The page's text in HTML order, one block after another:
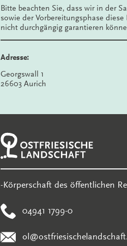
Bitte beachten Sie, dass wir in der
sowie der Vorbereitungsphase diese
nicht durchgängig garantieren
Adresse:
Georgswall 1
26603 Aurich
-Körperschaft des öffentlichen
04941 1799-0